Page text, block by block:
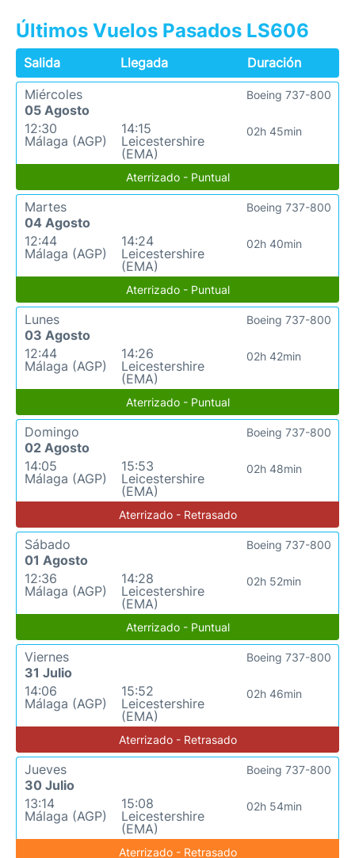
Últimos Vuelos Pasados LS606
Salida Llegada
Duración
Miércoles
05 Agosto
12:30
Málaga (AGP)
14:15
Leicestershire
(EMA)
02h 45min
Boeing 737-800
Aterrizado - Puntual
Martes
04 Agosto
12:44
Málaga (AGP)
14:24
Leicestershire
(EMA)
02h 40min
Boeing 737-800
Aterrizado - Puntual
Lunes
03 Agosto
12:44
Málaga (AGP)
14:26
Leicestershire
(EMA)
02h 42min
Boeing 737-800
Aterrizado - Puntual
Domingo
02 Agosto
14:05
Málaga (AGP)
15:53
Leicestershire
(EMA)
02h 48min
Boeing 737-800
Aterrizado - Retrasado
Sábado
01 Agosto
12:36
Málaga (AGP)
14:28
Leicestershire
(EMA)
02h 52min
Boeing 737-800
Aterrizado - Puntual
Viernes
31 Julio
14:06
Málaga (AGP)
15:52
Leicestershire
(EMA)
02h 46min
Boeing 737-800
Aterrizado - Retrasado
Jueves
30 Julio
13:14
Málaga (AGP)
15:08
Leicestershire
(EMA)
02h 54min
Boeing 737-800
Aterrizado - Retrasado